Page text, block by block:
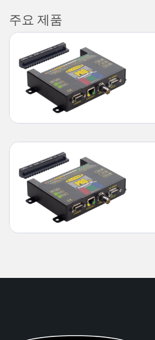
주요 제품